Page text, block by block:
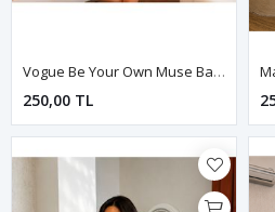
Vogue Be Your Own Muse Baskılı Kadın Tişört-Beyaz
250,00 TL